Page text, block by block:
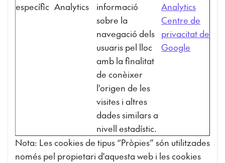
específic Analytics
informació
sobre la
navegació dels
usuaris pel lloc
amb la finalitat
de conèixer
l'origen de les
visites i altres
dades similars a
nivell estadístic.
Analytics
Centre de
privacitat de
Google
Nota: Les cookies de tipus “Pròpies” són utilitzades
només pel propietari d'aquesta web i les cookies